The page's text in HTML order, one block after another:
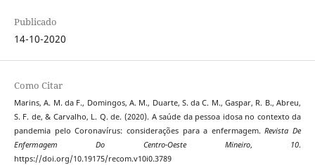
Publicado
14-10-2020
Como Citar
Marins, A. M. da F., Domingos, A. M., Duarte, S. da C. M., Gaspar, R. B., Abreu,
S. F. de, & Carvalho, L. Q. de. (2020). A saúde da pessoa idosa no contexto da
pandemia pelo Coronavírus: considerações para a enfermagem.Revista De
Enfermagem Do Centro-Oeste Mineiro, 10.
https://doi.org/10.19175/recom.v10i0.3789